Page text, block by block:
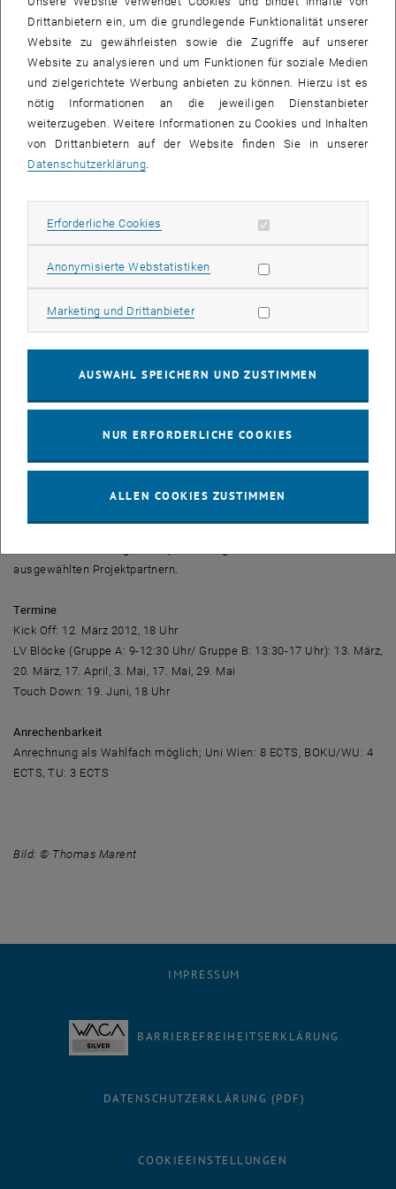
Karin Stieldorfstellt architektonische und technische Lösungen im
Bereich Planen und Bauen vor und diskutiert deren Beitrag zur
Nachhaltigkeit. Abschließend wird ein kurzer Blick auf aktuelle
Trends der Gebäudebewertung geworfen und zwar unter
Berücksichtigung auch der ökonomischen Aspekte. Mag.Alice
Vadrotbeschäftigt sich mit den Akteuren, Diskursen, Institutionen
und Konflikten rund um Nachhaltigkeit. Das Lernziel ist, die
Bedingungen, unter denen gesellschaftliche und staatliche Akteure
verstehen.
Programmdaten Sommersemester 2013
Bewerbungsschluss: 3. Februar 2013
Teilnahmegebühr: Keine. Die Teilnahmekosten werden durch das
Themen und Vortragende
Nachhaltiges Bauen und Energie: Ass.-Prof. Dr. Karin Stieldorf, TU
ausgewählten Projektpartnern.
Termine
Kick Off: 12. März 2012, 18 Uhr
LV Blöcke (Gruppe A: 9-12:30 Uhr/ Gruppe B: 13:30-17 Uhr): 13. März,
20. März, 17. April, 3. Mai, 17. Mai, 29. Mai
Touch Down: 19. Juni, 18 Uhr
Anrechenbarkeit
Anrechnung als Wahlfach möglich; Uni Wien: 8 ECTS, BOKU/WU: 4
ECTS, TU: 3 ECTS
Bild: © Thomas Marent
IMPRESSUM
BARRIEREFREIHEITSERKLÄRUNG
DATENSCHUTZERKLÄRUNG (PDF)
COOKIEEINSTELLUNGEN
Drittanbietern ein, um die grundlegende Funktionalität unserer
Website zu gewährleisten sowie die Zugriffe auf unserer
Website zu analysieren und um Funktionen für soziale Medien
und zielgerichtete Werbung anbieten zu können. Hierzu ist es
nötig Informationen an die jeweiligen Dienstanbieter
weiterzugeben. Weitere Informationen zu Cookies und Inhalten
von Drittanbietern auf der Website finden Sie in unserer
Datenschutzerklärung.
Erforderliche Cookies Erforderliche Cookies zulassen
Anonymisierte WebstatistikenStatistik Cookies zulassen
Marketing und DrittanbieterMarketing Cookies zulassen
AUSWAHL SPEICHERN UND ZUSTIMMEN
NUR ERFORDERLICHE COOKIES
ALLEN COOKIES ZUSTIMMEN